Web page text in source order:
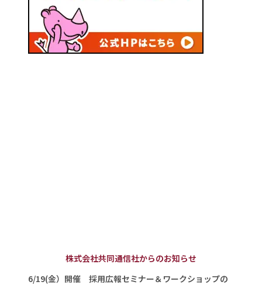
株式会社共同通信社からのお知らせ
6/19(金）開催 採用広報セミナー＆ワークショップの